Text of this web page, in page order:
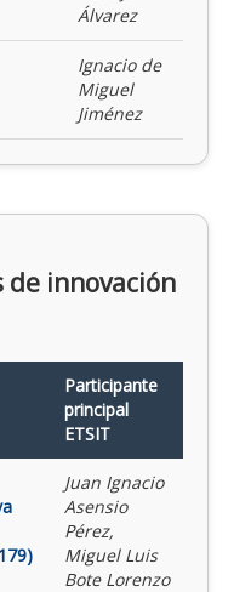
Álvarez
Ignacio de
Miguel
Jiménez
de innovación
Participante
principal
ETSIT
Juan Ignacio
Asensio
Pérez,
Miguel Luis
Bote Lorenzo